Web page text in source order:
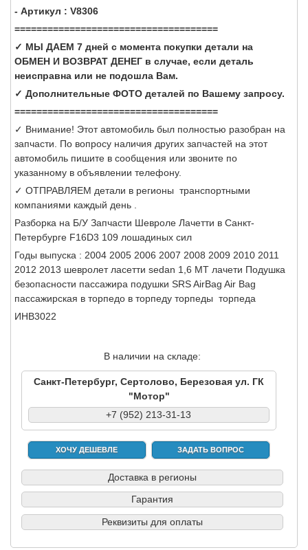
- Артикул : V8306
=====================================
✓ МЫ ДАЕМ 7 дней с момента покупки детали на
ОБМЕН И ВОЗВРАТ ДЕНЕГ в случае, если деталь
неисправна или не подошла Вам.
✓ Дополнительные ФОТО деталей по Вашему запросу.
=====================================
✓ Внимание! Этот автомобиль был полностью разобран на
запчасти. По вопросу наличия других запчастей на этот
автомобиль пишите в сообщения или звоните по
указанному в объявлении телефону.
✓ ОТПРАВЛЯЕМ детали в регионы транспортными
компаниями каждый день .
Разборка на Б/У Запчасти Шевроле Лачетти в Санкт-
Петербурге F16D3 109 лошадиных сил
Годы выпуска : 2004 2005 2006 2007 2008 2009 2010 2011
2012 2013 шевролет ласетти sedan 1,6 МТ лачети Подушка
безопасности пассажира подушки SRS AirBag Air Bag
пассажирская в торпедо в торпеду торпеды торпеда
ИНВ3022
В наличии на складе:
Санкт-Петербург, Сертолово, Березовая ул. ГК
"Мотор"
+7 (952) 213-31-13
ХОЧУ ДЕШЕВЛЕ ЗАДАТЬ ВОПРОС
Доставка в регионы
Гарантия
Реквизиты для оплаты